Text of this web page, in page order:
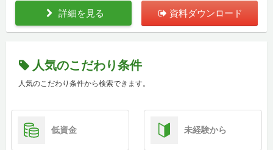
詳細を見る 資料ダウンロード
人気のこだわり条件
人気のこだわり条件から検索できます。
低資金 未経験から